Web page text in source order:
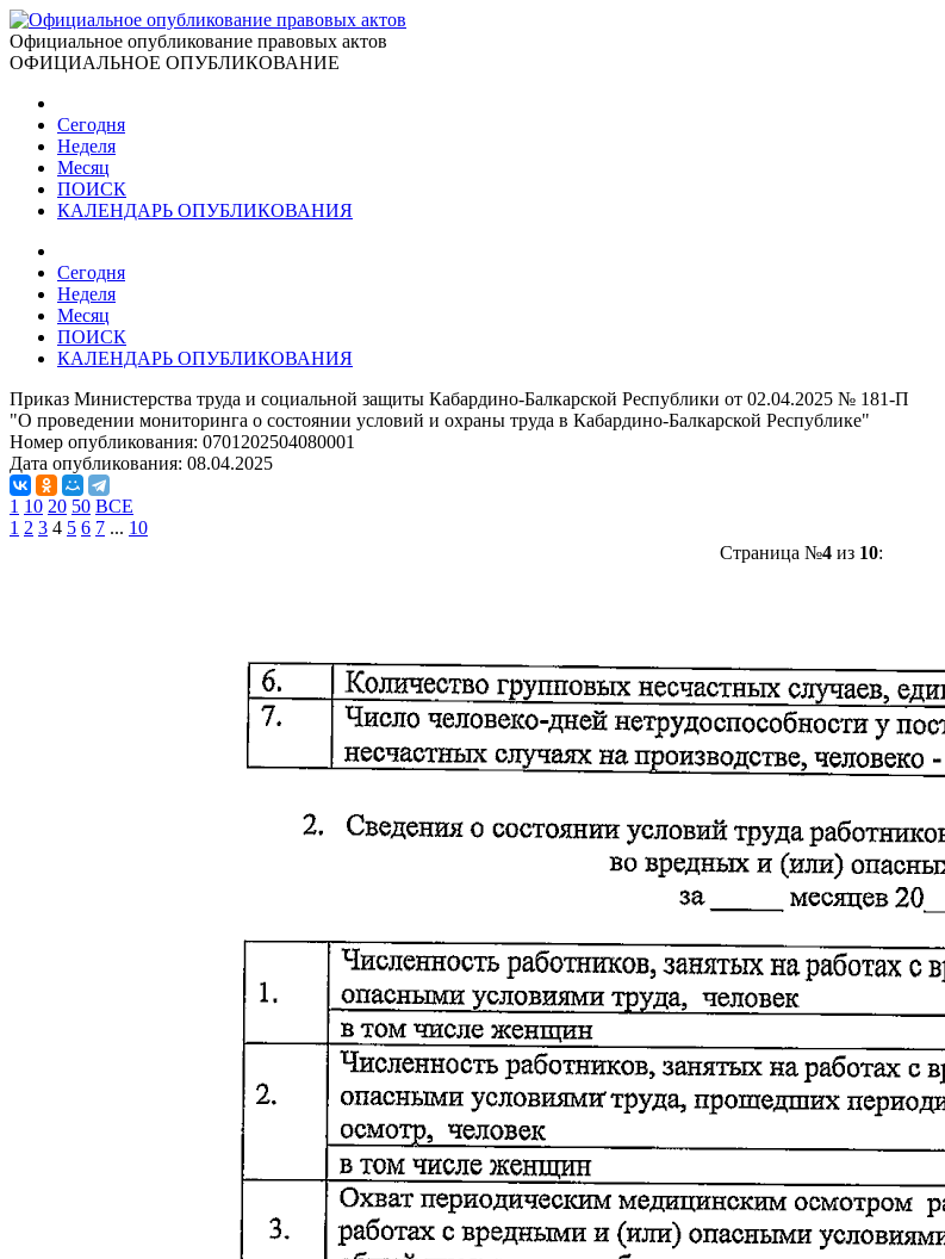
Официальное опубликование правовых актов
ОФИЦИАЛЬНОЕ ОПУБЛИКОВАНИЕ
Сегодня
Неделя
Месяц
ПОИСК
КАЛЕНДАРЬ ОПУБЛИКОВАНИЯ
Сегодня
Неделя
Месяц
ПОИСК
КАЛЕНДАРЬ ОПУБЛИКОВАНИЯ
Приказ Министерства труда и социальной защиты Кабардино-Балкарской Республики от 02.04.2025 № 181-П
"О проведении мониторинга о состоянии условий и охраны труда в Кабардино-Балкарской Республике"
Номер опубликования: 0701202504080001
Дата опубликования: 08.04.2025
1 10 20 50 ВСЕ
1 2 3 4 5 6 7 ... 10
Страница №4из 10: